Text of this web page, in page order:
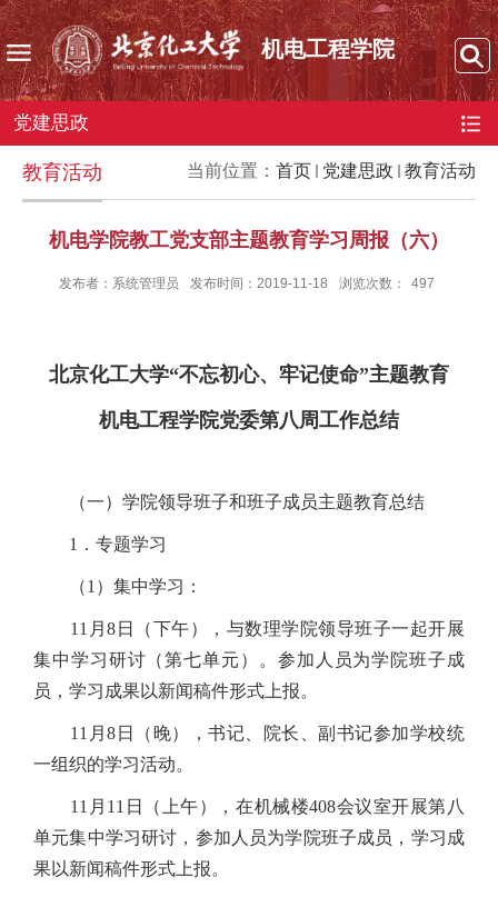
机电工程学院
党建思政
当前位置： 首页 党建思政 教育活动
教育活动
机电学院教工党支部主题教育学习周报（六）
发布者：系统管理员 发布时间：2019-11-18 浏览次数： 497
北京化工大学“不忘初心、牢记使命”主题教育
机电工程学院党委第八周工作总结
（一）学院领导班子和班子成员主题教育总结
1．专题学习
（1）集中学习：
11月8日（下午），与数理学院领导班子一起开展
集中学习研讨（第七单元）。参加人员为学院班子成
员，学习成果以新闻稿件形式上报。
11月8日（晚），书记、院长、副书记参加学校统
一组织的学习活动。
11月11日（上午），在机械楼408会议室开展第八
单元集中学习研讨，参加人员为学院班子成员，学习成
果以新闻稿件形式上报。